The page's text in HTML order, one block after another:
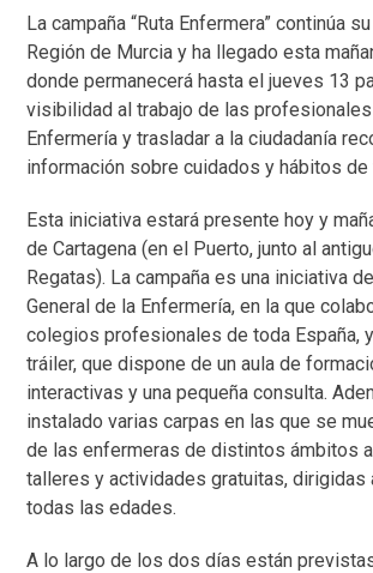
La campaña “Ruta Enfermera” continúa
Región de Murcia y ha llegado esta
donde permanecerá hasta el jueves 13
visibilidad al trabajo de las
Enfermería y trasladar a la ciudadanía
información sobre cuidados y hábitos de
Esta iniciativa estará presente hoy y
de Cartagena (en el Puerto, junto al
Regatas). La campaña es una iniciativa
General de la Enfermería, en la que
colegios profesionales de toda España,
tráiler, que dispone de un aula de
interactivas y una pequeña consulta.
instalado varias carpas en las que se
de las enfermeras de distintos ámbitos
talleres y actividades gratuitas, dirigidas
todas las edades.
A lo largo de los dos días están